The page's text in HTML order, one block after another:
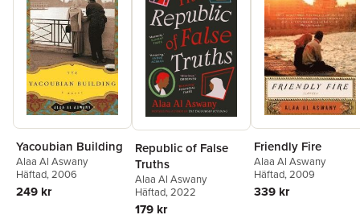
Yacoubian Building
Alaa Al Aswany
Häftad, 2006
249 kr
Republic of False
Truths
Alaa Al Aswany
Häftad, 2022
179 kr
Friendly Fire
Alaa Al Aswany
Häftad, 2009
339 kr